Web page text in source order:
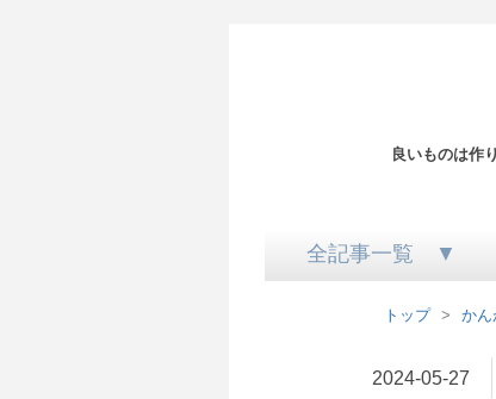
良いものは作
全記事一覧 ▼
トップ > かん
2024-05-27